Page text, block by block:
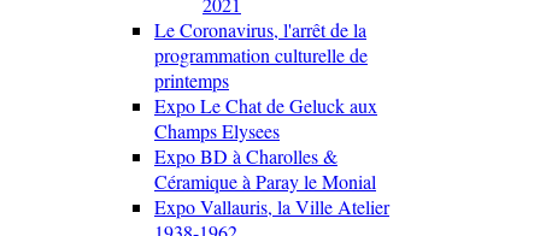
Le Coronavirus, l'arrêt de la
programmation culturelle de
printemps
Expo Le Chat de Geluck aux
Champs Elysees
Expo BD à Charolles &
Céramique à Paray le Monial
Expo Vallauris, la Ville Atelier